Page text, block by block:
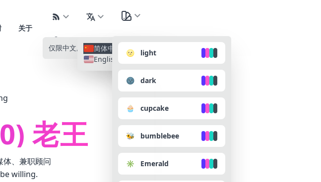
关于
仅限中文所有语种简体中文
English
🌝 light
🌚 dark
🧁 cupcake
🐝 bumblebee
✳️ Emerald
老王
体、兼职顾问
willing.